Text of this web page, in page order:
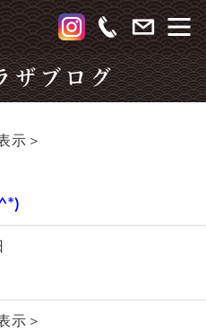
ザブログ
示＞
示＞